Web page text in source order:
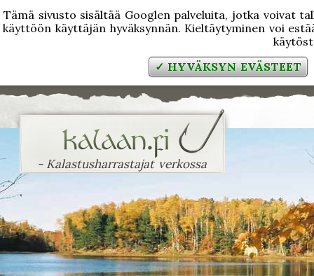
Tämä sivusto sisältää Googlen palveluita, jotka voivat
käyttöön käyttäjän hyväksynnän. Kieltäytyminen voi
✓ HYVÄKSYN EVÄSTEET
- Kalastusharrastajat verkossa